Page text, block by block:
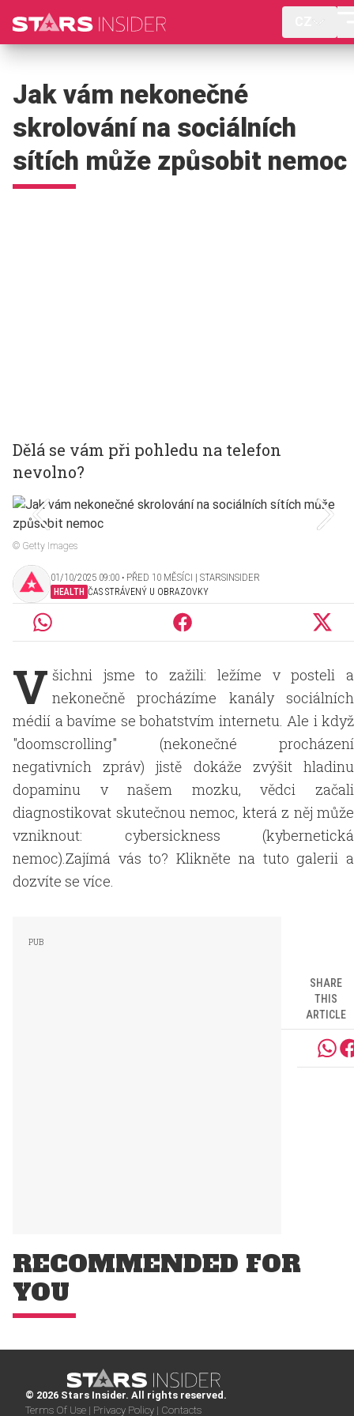
Jak vám nekonečné
skrolování na sociálních
sítích může způsobit nemoc
Dělá se vám při pohledu na telefon
nevolno?
© Getty Images
01/10/2025 09:00 ‧ PŘED 10 MĚSÍCI | STARSINSIDER
HEALTH ČAS STRÁVENÝ U OBRAZOVKY
V šichni jsme to zažili: ležíme v posteli a
nekonečně procházíme kanály sociálních
médií a bavíme se bohatstvím internetu. Ale i když
"doomscrolling" (nekonečné procházení
negativních zpráv) jistě dokáže zvýšit hladinu
dopaminu v našem mozku, vědci začali
diagnostikovat skutečnou nemoc, která z něj může
vzniknout: cybersickness (kybernetická
nemoc).Zajímá vás to? Klikněte na tuto galerii a
dozvíte se více.
SHARE
THIS
ARTICLE
RECOMMENDED FOR
YOU
© 2026 Stars Insider. All rights reserved.
Terms Of Use | Privacy Policy | Contacts